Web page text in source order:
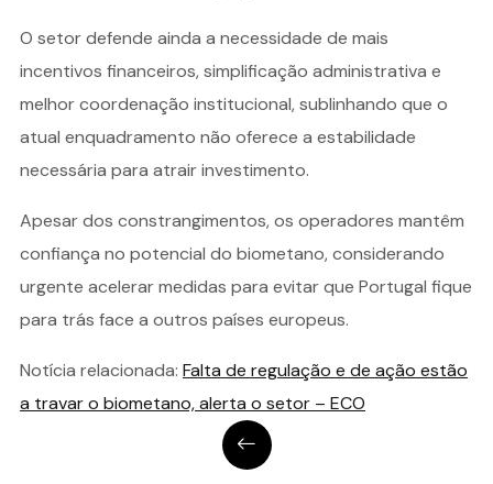
O setor defende ainda a necessidade de mais
incentivos financeiros, simplificação administrativa e
melhor coordenação institucional, sublinhando que o
atual enquadramento não oferece a estabilidade
necessária para atrair investimento.
Apesar dos constrangimentos, os operadores mantêm
confiança no potencial do biometano, considerando
urgente acelerar medidas para evitar que Portugal fique
para trás face a outros países europeus.
Notícia relacionada: Falta de regulação e de ação estão
a travar o biometano, alerta o setor – ECO